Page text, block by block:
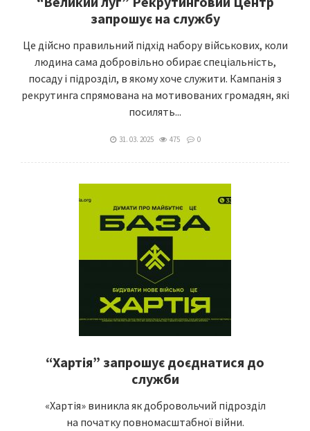
запрошує на службу
Це дійсно правильний підхід набору військових, коли
людина сама добровільно обирає спеціальність,
посаду і підрозділ, в якому хоче служити. Кампанія з
рекрутинга спрямована на мотивованих громадян, які
посилять...
31. 03. 2025 475 0
“Хартія” запрошує доєднатися до
служби
«Хартія» виникла як добровольчий підрозділ
на початку повномасштабної війни.